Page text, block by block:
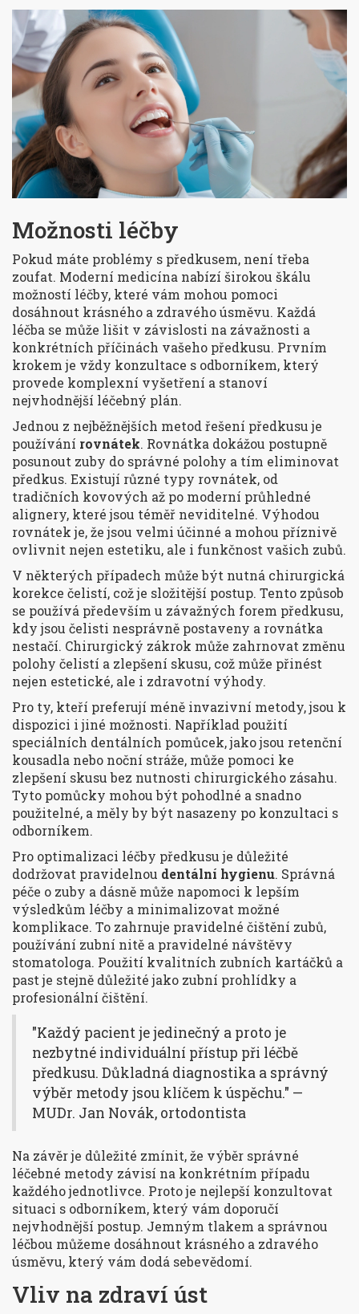
Možnosti léčby
Pokud máte problémy s předkusem, není třeba
zoufat. Moderní medicína nabízí širokou škálu
možností léčby, které vám mohou pomoci
dosáhnout krásného a zdravého úsměvu. Každá
léčba se může lišit v závislosti na závažnosti a
konkrétních příčinách vašeho předkusu. Prvním
krokem je vždy konzultace s odborníkem, který
provede komplexní vyšetření a stanoví
nejvhodnější léčebný plán.
Jednou z nejběžnějších metod řešení předkusu je
používání rovnátek. Rovnátka dokážou postupně
posunout zuby do správné polohy a tím eliminovat
předkus. Existují různé typy rovnátek, od
tradičních kovových až po moderní průhledné
alignery, které jsou téměř neviditelné. Výhodou
rovnátek je, že jsou velmi účinné a mohou příznivě
ovlivnit nejen estetiku, ale i funkčnost vašich zubů.
V některých případech může být nutná chirurgická
korekce čelistí, což je složitější postup. Tento způsob
se používá především u závažných forem předkusu,
kdy jsou čelisti nesprávně postaveny a rovnátka
nestačí. Chirurgický zákrok může zahrnovat změnu
polohy čelistí a zlepšení skusu, což může přinést
nejen estetické, ale i zdravotní výhody.
Pro ty, kteří preferují méně invazivní metody, jsou k
dispozici i jiné možnosti. Například použití
speciálních dentálních pomůcek, jako jsou retenční
kousadla nebo noční stráže, může pomoci ke
zlepšení skusu bez nutnosti chirurgického zásahu.
Tyto pomůcky mohou být pohodlné a snadno
použitelné, a měly by být nasazeny po konzultaci s
odborníkem.
Pro optimalizaci léčby předkusu je důležité
dodržovat pravidelnou dentální hygienu. Správná
péče o zuby a dásně může napomoci k lepším
výsledkům léčby a minimalizovat možné
komplikace. To zahrnuje pravidelné čištění zubů,
používání zubní nitě a pravidelné návštěvy
stomatologa. Použití kvalitních zubních kartáčků a
past je stejně důležité jako zubní prohlídky a
profesionální čištění.
"Každý pacient je jedinečný a proto je
nezbytné individuální přístup při léčbě
předkusu. Důkladná diagnostika a správný
výběr metody jsou klíčem k úspěchu." —
MUDr. Jan Novák, ortodontista
Na závěr je důležité zmínit, že výběr správné
léčebné metody závisí na konkrétním případu
každého jednotlivce. Proto je nejlepší konzultovat
situaci s odborníkem, který vám doporučí
nejvhodnější postup. Jemným tlakem a správnou
léčbou můžeme dosáhnout krásného a zdravého
úsměvu, který vám dodá sebevědomí.
Vliv na zdraví úst